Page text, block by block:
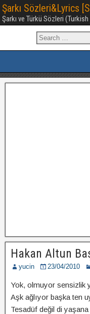
Şarkı Sözleri&Lyrics
Şarkı ve Türkü Sözleri
Hakan Altun
yucin 23/04/2010
Yok, olmuyor sensizlik
Aşk ağlıyor başka ten
Tesadüf değil di